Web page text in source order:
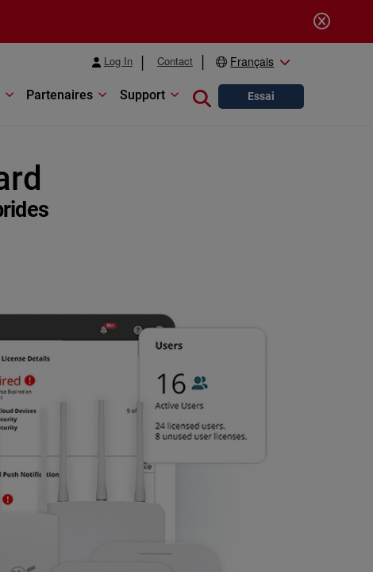
Log In Contact Français
Partenaires Support Close search
Essai